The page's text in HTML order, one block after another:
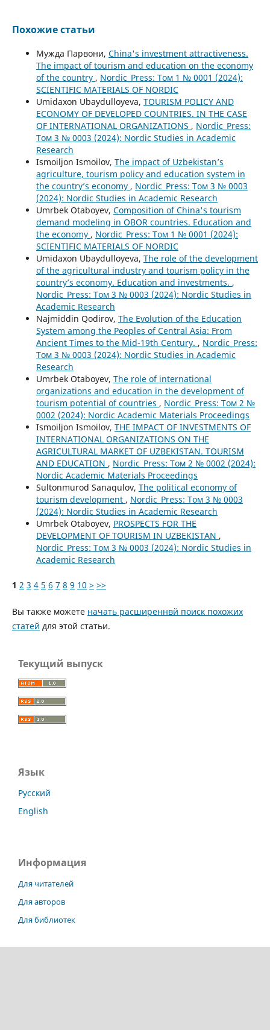
Похожие статьи
Мужда Парвони, China's investment attractiveness.
The impact of tourism and education on the economy
of the country , Nordic_Press: Том 1 № 0001 (2024):
SCIENTIFIC MATERIALS OF NORDIC
Umidaxon Ubaydulloyeva, TOURISM POLICY AND
ECONOMY OF DEVELOPED COUNTRIES. IN THE CASE
OF INTERNATIONAL ORGANIZATIONS , Nordic_Press:
Том 3 № 0003 (2024): Nordic Studies in Academic
Research
Ismoiljon Ismoilov, The impact of Uzbekistan’s
agriculture, tourism policy and education system in
the country’s economy , Nordic_Press: Том 3 № 0003
(2024): Nordic Studies in Academic Research
Umrbek Otaboyev, Composition of China's tourism
demand modeling in OBOR countries. Education and
the economy , Nordic_Press: Том 1 № 0001 (2024):
SCIENTIFIC MATERIALS OF NORDIC
Umidaxon Ubaydulloyeva, The role of the development
of the agricultural industry and tourism policy in the
country’s economy. Education and investments. ,
Nordic_Press: Том 3 № 0003 (2024): Nordic Studies in
Academic Research
Najmiddin Qodirov, The Evolution of the Education
System among the Peoples of Central Asia: From
Ancient Times to the Mid-19th Century. , Nordic_Press:
Том 3 № 0003 (2024): Nordic Studies in Academic
Research
Umrbek Otaboyev, The role of international
organizations and education in the development of
tourism potential of countries , Nordic_Press: Том 2 №
0002 (2024): Nordic Academic Materials Proceedings
Ismoiljon Ismoilov, THE IMPACT OF INVESTMENTS OF
INTERNATIONAL ORGANIZATIONS ON THE
AGRICULTURAL MARKET OF UZBEKISTAN. TOURISM
AND EDUCATION , Nordic_Press: Том 2 № 0002 (2024):
Nordic Academic Materials Proceedings
Sultonmurod Sanaqulov, The political economy of
tourism development , Nordic_Press: Том 3 № 0003
(2024): Nordic Studies in Academic Research
Umrbek Otaboyev, PROSPECTS FOR THE
DEVELOPMENT OF TOURISM IN UZBEKISTAN ,
Nordic_Press: Том 3 № 0003 (2024): Nordic Studies in
Academic Research
1 2 3 4 5 6 7 8 9 10 > >>
Вы также можете начать расширеннвй поиск похожих
статей для этой статьи.
Текущий выпуск
Язык
Русский
English
Информация
Для читателей
Для авторов
Для библиотек